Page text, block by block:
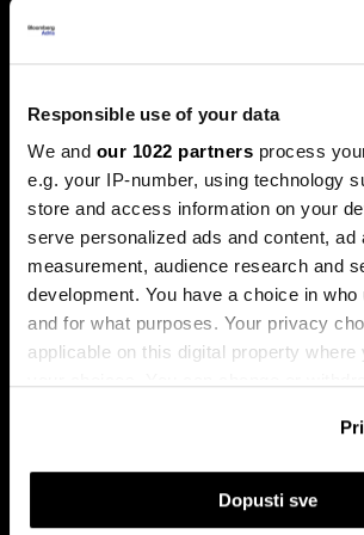
Responsible use of your data
We and our 1022 partners process
e.g. your IP-number, using technology
store and access information on your
serve personalized ads and content, ad
measurement, audience research and
development. You have a choice in
and for what purposes. Your privacy
applicable on this digital property where
If you allow, we would also like to:
Collect information about your
Dopusti sve
Banke traže veći limit za
kredite: Prag od 50.000
potrošačke, odnosno nenamjenske
50.000 KM, tvrdeći da taj prag više ne
plata i životnih troškova.
Transferi
10 sekundi